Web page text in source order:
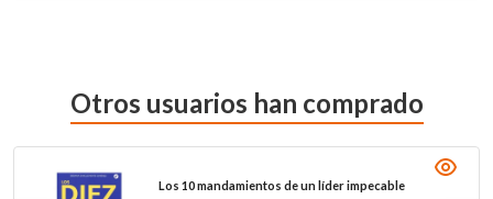
Otros usuarios han comprado
Los 10 mandamientos de un líder impecable